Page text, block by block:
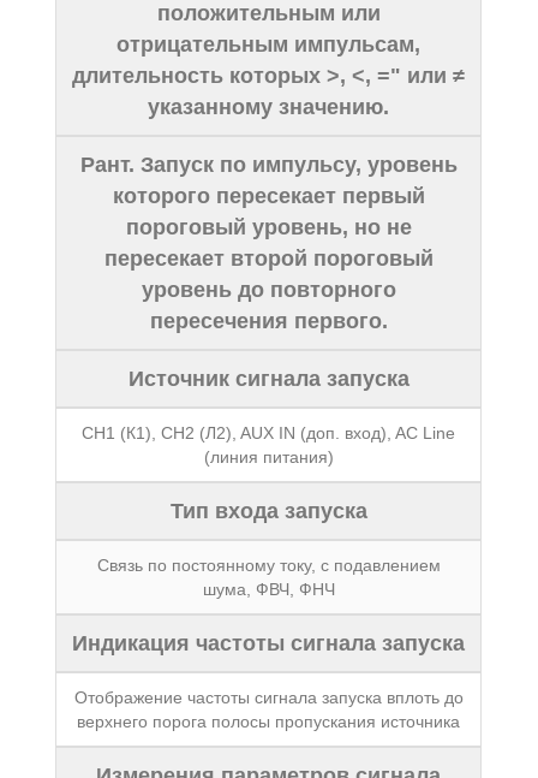
положительным или
отрицательным импульсам,
длительность которых >, <, =" или ≠
указанному значению.
Рант. Запуск по импульсу, уровень
которого пересекает первый
пороговый уровень, но не
пересекает второй пороговый
уровень до повторного
пересечения первого.
Источник сигнала запуска
CH1 (К1), CH2 (Л2), AUX IN (доп. вход), AC Line
(линия питания)
Тип входа запуска
Связь по постоянному току, с подавлением
шума, ФВЧ, ФНЧ
Индикация частоты сигнала запуска
Отображение частоты сигнала запуска вплоть до
верхнего порога полосы пропускания источника